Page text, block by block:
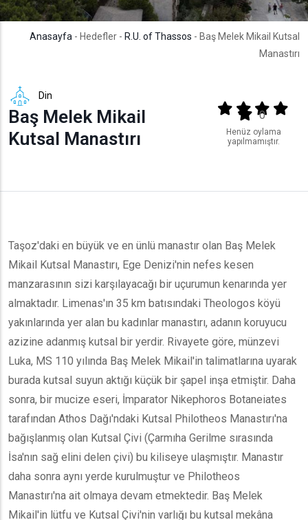
Anasayfa - Hedefler - R.U. of Thassos - Baş Melek Mikail Kutsal
Manastırı
Din
Baş Melek Mikail
Kutsal Manastırı
Output format
(star)(star)(star)
(star)
0
Henüz oylama
yapılmamıştır.
Taşoz'daki en büyük ve en ünlü manastır olan Baş Melek
Mikail Kutsal Manastırı, Ege Denizi'nin nefes kesen
manzarasının sizi karşılayacağı bir uçurumun kenarında yer
almaktadır. Limenas'ın 35 km batısındaki Theologos köyü
yakınlarında yer alan bu kadınlar manastırı, adanın koruyucu
azizine adanmış kutsal bir yerdir. Rivayete göre, münzevi
Luka, MS 110 yılında Baş Melek Mikail'in talimatlarına uyarak
burada kutsal suyun aktığı küçük bir şapel inşa etmiştir. Daha
sonra, bir mucize eseri, İmparator Nikephoros Botaneiates
tarafından Athos Dağı'ndaki Kutsal Philotheos Manastırı'na
bağışlanmış olan Kutsal Çivi (Çarmıha Gerilme sırasında
İsa'nın sağ elini delen çivi) bu kiliseye ulaşmıştır. Manastır
daha sonra aynı yerde kurulmuştur ve Philotheos
Manastırı'na ait olmaya devam etmektedir. Baş Melek
Mikail'in lütfu ve Kutsal Çivi'nin varlığı bu kutsal mekâna